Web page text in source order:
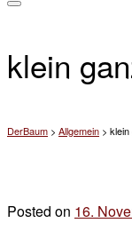
klein
DerBaum > Allgemein >
Posted on 16.